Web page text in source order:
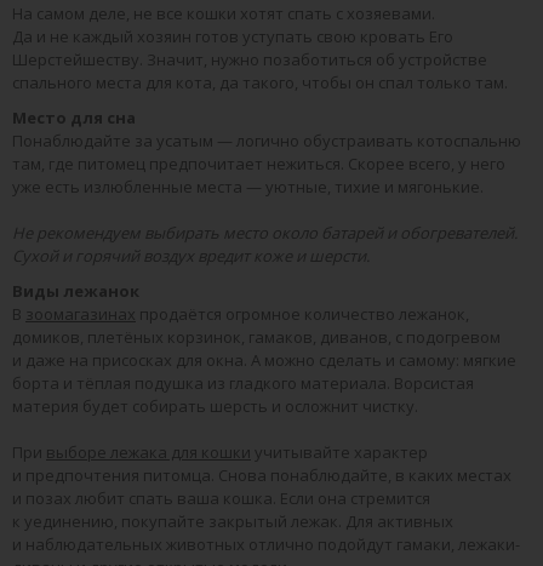
На самом деле, не все кошки хотят спать с хозяевами.
Да и не каждый хозяин готов уступать свою кровать Его
Шерстейшеству. Значит, нужно позаботиться об устройстве
спального места для кота, да такого, чтобы он спал только там.
Место для сна
Понаблюдайте за усатым — логично обустраивать котоспальню
там, где питомец предпочитает нежиться. Скорее всего, у него
уже есть излюбленные места — уютные, тихие и мягонькие.
Не рекомендуем выбирать место около батарей и обогревателей.
Сухой и горячий воздух вредит коже и шерсти.
Виды лежанок
В зоомагазинах продаётся огромное количество лежанок,
домиков, плетёных корзинок, гамаков, диванов, с подогревом
и даже на присосках для окна. А можно сделать и самому: мягкие
борта и тёплая подушка из гладкого материала. Ворсистая
материя будет собирать шерсть и осложнит чистку.
При выборе лежака для кошки учитывайте характер
и предпочтения питомца. Снова понаблюдайте, в каких местах
и позах любит спать ваша кошка. Если она стремится
к уединению, покупайте закрытый лежак. Для активных
и наблюдательных животных отлично подойдут гамаки, лежаки-